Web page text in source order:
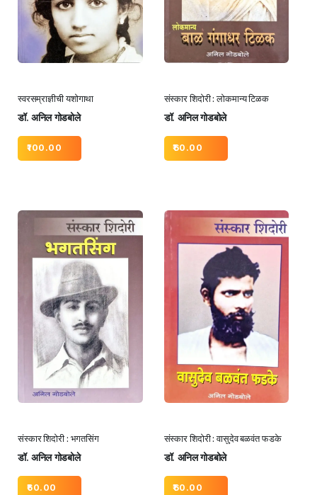
स्वरसम्राज्ञीची यशोगाथा
डॉ. अनिल गोडबोले
100.00
संस्कार शिदोरी : लोकमान्य टिळक
डॉ. अनिल गोडबोले
60.00
संस्कार शिदोरी : भगतसिंग
डॉ. अनिल गोडबोले
60.00
संस्कार शिदोरी : वासुदेव बळवंत फडके
डॉ. अनिल गोडबोले
60.00